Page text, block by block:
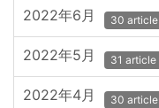
2022年6月 30 article
2022年5月 31 article
2022年4月 30 article